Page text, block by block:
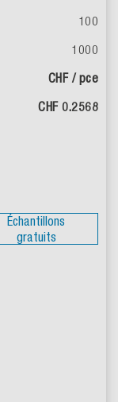
100
1000
CHF / pce
CHF 0.2568
Échantillons
gratuits